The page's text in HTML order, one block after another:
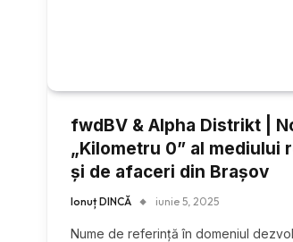
fwdBV & Alpha Distrikt |
„Kilometru 0” al mediului
și de afaceri din Brașov
Ionuț DINCĂ iunie 5, 2025
Nume de referință în domeniul